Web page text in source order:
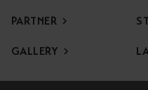
Offerta speciale di
Per l’inizio della stagione
PARTNER
GALLERY